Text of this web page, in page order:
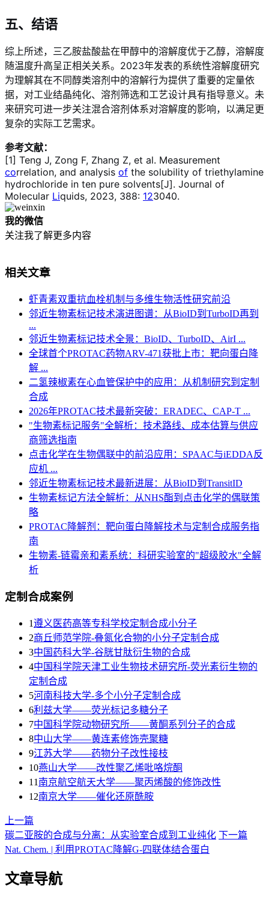
五、结语
综上所述，三乙胺盐酸盐在甲醇中的溶解度优于乙醇，溶解度
随温度升高呈正相关关系。2023年发表的系统性溶解度研究
为理解其在不同醇类溶剂中的溶解行为提供了重要的定量依
据，对工业结晶纯化、溶剂筛选和工艺设计具有指导意义。未
来研究可进一步关注混合溶剂体系对溶解度的影响，以满足更
复杂的实际工艺需求。
参考文献：
[1] Teng J, Zong F, Zhang Z, et al. Measurement
correlation, and analysis of the solubility of triethylamine
hydrochloride in ten pure solvents[J]. Journal of
Molecular Liquids, 2023, 388: 123040.
我的微信
关注我了解更多内容
相关文章
虾青素双重抗血栓机制与多维生物活性研究前沿
邻近生物素标记技术演进图谱：从BioID到TurboID再到
...
邻近生物素标记技术全景：BioID、TurboID、AirI ...
全球首个PROTAC药物ARV-471获批上市：靶向蛋白降
解 ...
二氢辣椒素在心血管保护中的应用：从机制研究到定制
合成
2026年PROTAC技术最新突破：ERADEC、CAP-T ...
"生物素标记服务"全解析：技术路线、成本估算与供应
商筛选指南
点击化学在生物偶联中的前沿应用：SPAAC与iEDDA反
应机 ...
邻近生物素标记技术最新进展：从BioID到TransitID
生物素标记方法全解析：从NHS酯到点击化学的偶联策
略
PROTAC降解剂：靶向蛋白降解技术与定制合成服务指
南
生物素-链霉亲和素系统：科研实验室的"超级胶水"全解
析
定制合成案例
1遵义医药高等专科学校定制合成小分子
2商丘师范学院-叠氮化合物的小分子定制合成
3​中国药科大学-谷胱甘肽衍生物的合成
4中国科学院天津工业生物技术研究所-荧光素衍生物的
定制合成
5河南科技大学-多个小分子定制合成
6利兹大学——荧光标记多糖分子
7中国科学院动物研究所——黄酮系列分子的合成
8中山大学——黄连素修饰壳聚糖
9江苏大学——药物分子改性接枝
10燕山大学——改性聚乙烯吡咯烷酮
11 南京航空航天大学——聚丙烯酸的修饰改性
12南京大学——催化还原酰胺
上一篇
碳二亚胺的合成与分离：从实验室合成到工业纯化 下一篇
Nat. Chem. | 利用PROTAC降解G-四联体结合蛋白
文章导航